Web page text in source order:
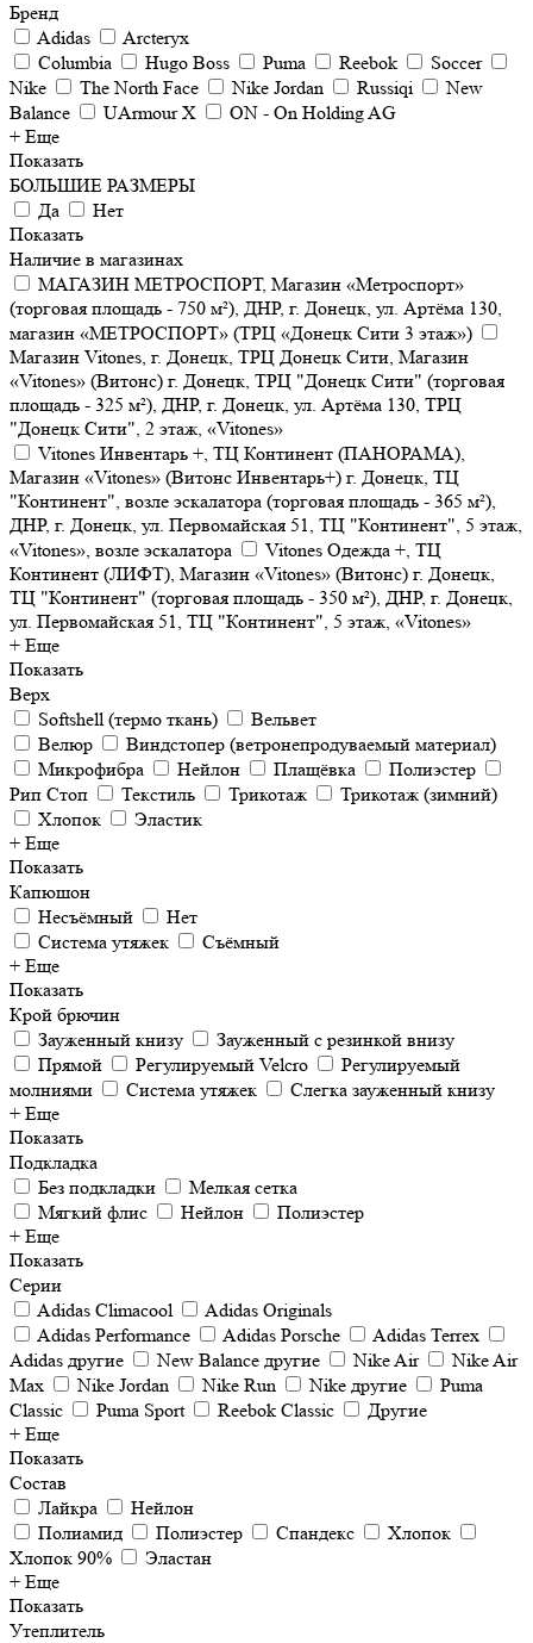
Бренд
Adidas
Arcteryx
Columbia
Hugo Boss Puma Reebok
Soccer
Nike
The North Face Nike Jordan Russiqi
New
Balance
UArmour X
ON - On Holding AG
+ Еще
Показать
БОЛЬШИЕ РАЗМЕРЫ
Да
Нет
Показать
Наличие в магазинах
МАГАЗИН МЕТРОСПОРТ, Магазин «Метроспорт»
(торговая площадь - 750 м²), ДНР, г. Донецк, ул. Артёма 130,
магазин «МЕТРОСПОРТ» (ТРЦ «Донецк Сити 3 этаж»)
Магазин Vitones, г. Донецк, ТРЦ Донецк Сити, Магазин
«Vitones» (Витонс) г. Донецк, ТРЦ "Донецк Сити" (торговая
площадь - 325 м²), ДНР, г. Донецк, ул. Артёма 130, ТРЦ
"Донецк Сити", 2 этаж, «Vitones»
Vitones Инвентарь +, ТЦ Континент (ПАНОРАМА),
Магазин «Vitones» (Витонс Инвентарь+) г. Донецк, ТЦ
"Континент", возле эскалатора (торговая площадь - 365 м²),
ДНР, г. Донецк, ул. Первомайская 51, ТЦ "Континент", 5 этаж,
«Vitones», возле эскалатора
Vitones Одежда +, ТЦ
Континент (ЛИФТ), Магазин «Vitones» (Витонс) г. Донецк,
ТЦ "Континент" (торговая площадь - 350 м²), ДНР, г. Донецк,
ул. Первомайская 51, ТЦ "Континент", 5 этаж, «Vitones»
+ Еще
Показать
Верх
Softshell (термо ткань)
Вельвет
Велюр
Виндстопер (ветронепродуваемый материал)
Микрофибра
Нейлон Плащёвка
Полиэстер
Рип Стоп
Текстиль Трикотаж
Трикотаж (зимний)
Хлопок
Эластик
+ Еще
Показать
Капюшон
Несъёмный
Нет
Система утяжек
Съёмный
+ Еще
Показать
Крой брючин
Зауженный книзу
Зауженный с резинкой внизу
Прямой
Регулируемый Velcro
Регулируемый
молниями
Система утяжек
Слегка зауженный книзу
+ Еще
Показать
Подкладка
Без подкладки
Мелкая сетка
Мягкий флис
Нейлон
Полиэстер
+ Еще
Показать
Серии
Adidas Climacool
Adidas Originals
Adidas Performance
Adidas Porsche
Adidas Terrex
Adidas другие
New Balance другие Nike Air
Nike Air
Max
Nike Jordan Nike Run Nike другие
Puma
Classic
Puma Sport Reebok Classic
Другие
+ Еще
Показать
Состав
Лайкра
Нейлон
Полиамид
Полиэстер Спандекс
Хлопок
Хлопок 90%
Эластан
+ Еще
Показать
Утеплитель